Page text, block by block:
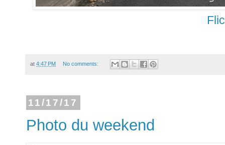
at 4:47 PM No comments:
11/17/17
Photo du weekend